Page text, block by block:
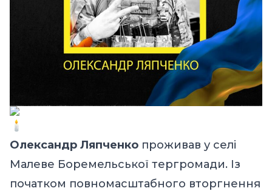
Олександр Ляпченко проживав у селі
Малеве Боремельської тергромади. Із
початком повномасштабного вторгнення